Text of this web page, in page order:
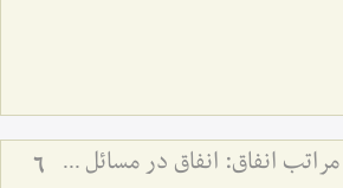
مهم‏ترین مرتبه از مراتب انفاق: انفاق در مسائل شخصیتى و از خود گذشتن‏ 6